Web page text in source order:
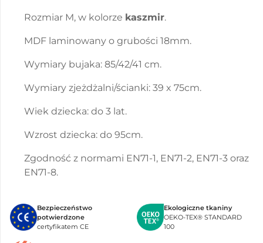
Rozmiar M, w kolorze kaszmir.
MDF laminowany o grubości 18mm.
Wymiary bujaka: 85/42/41 cm.
Wymiary zjeżdżalni/ścianki: 39 x 75cm.
Wiek dziecka: do 3 lat.
Wzrost dziecka: do 95cm.
Zgodność z normami EN71-1, EN71-2, EN71-3 oraz
EN71-8.
Bezpieczeństwo
potwierdzone
certyfikatem CE
Ekologiczne tkaniny
OEKO-TEX® STANDARD
100